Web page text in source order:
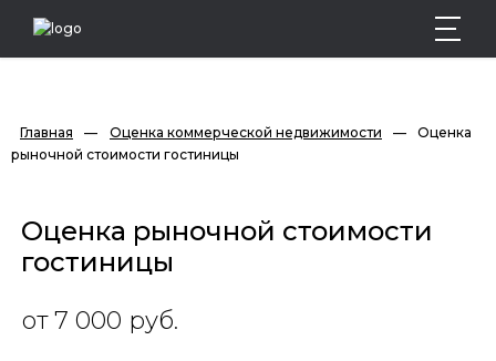
Главная — Оценка коммерческой недвижимости —
Оценка
рыночной стоимости гостиницы
Оценка рыночной стоимости
гостиницы
от 7 000 руб.